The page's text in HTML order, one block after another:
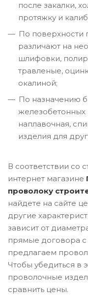
после закалки,
протяжку и
По поверхности
различают на
шлифовки,
травленые,
окалиной;
По назначению
железобетонных
наплавочная,
изделия для
В соответствии со
интернет магазине
проволоку
найдете на сайте
другие
зависит от
прямые договора
предлагаем
Чтобы убедиться в
проволочные
сравнить цены.